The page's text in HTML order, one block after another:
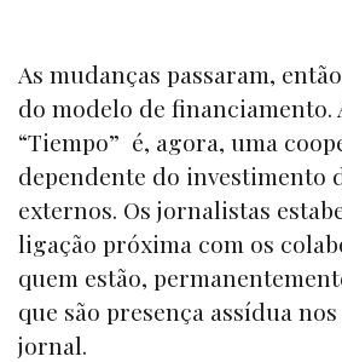
As mudanças passaram,
do modelo de financiamento.
“Tiempo” é, agora, uma
dependente do investimento
externos. Os jornalistas
ligação próxima com os
quem estão,
que são presença assídua
jornal.